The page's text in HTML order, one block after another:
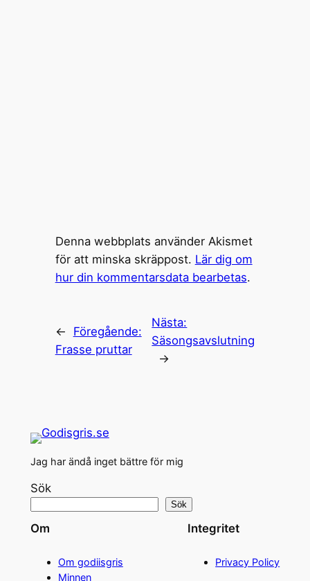
Denna webbplats använder Akismet
för att minska skräppost. Lär dig om
hur din kommentarsdata bearbetas.
←
Föregående:
Frasse pruttar
Nästa:
Säsongsavslutning
→
Jag har ändå inget bättre för mig
Sök
Sök
Om
Om godiisgris
Minnen
Integritet
Privacy Policy